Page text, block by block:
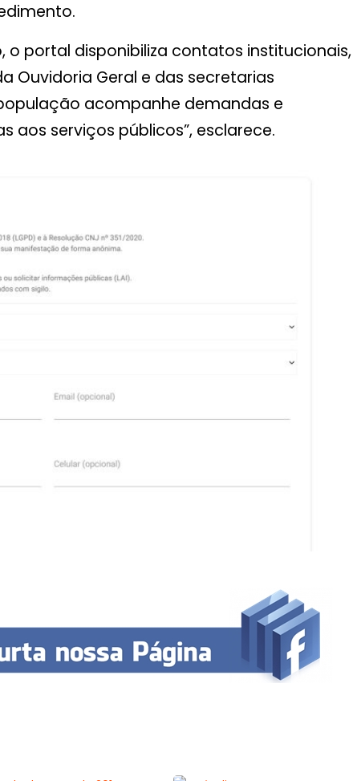
o portal disponibiliza contatos institucionais,
Ouvidoria Geral e das secretarias
acompanhe demandas e
aos serviços públicos”, esclarece.